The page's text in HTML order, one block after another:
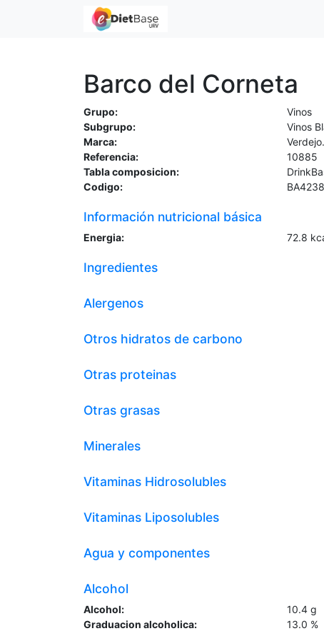
Barco del Corneta
Grupo:
Vinos
Subgrupo:
Vinos
Marca:
Verdejo.
Referencia:
10885
Tabla composicion:
Codigo:
Información nutricional básica
Energia: 72.8
Ingredientes
Alergenos
Otros hidratos de carbono
Otras proteinas
Otras grasas
Minerales
Vitaminas Hidrosolubles
Vitaminas Liposolubles
Agua y componentes
Alcohol
Alcohol: 10.4 g
Graduacion alcoholica:
13.0 %